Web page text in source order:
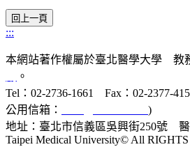
:::
本網站著作權屬於臺北醫學大學 教
。
Tel：02-2736-1661 Fax：02-2377-
公用信箱：
)
地址：臺北市信義區吳興街250號
Taipei Medical University© All